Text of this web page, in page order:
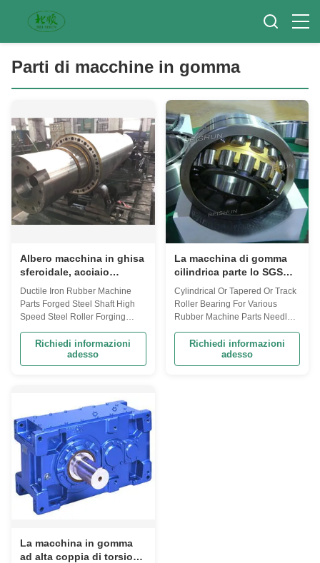
Parti di macchine in gomma
Albero macchina in ghisa
sferoidale, acciaio
rapido, gomma, con
lavorazione di precisione
e rullo in acciaio forgiato
Ductile Iron Rubber Machine
Parts Forged Steel Shaft High
Speed Steel Roller Forging
Iron and High Speed Steel
Roller For Various Rubber
Machine Parts Mill Roll Product
facilities for melting, casting,
forging, heat ...
Richiedi informazioni
adesso
La macchina di gomma
cilindrica parte lo SGS
affusolato del cuscinetto
a rulli della pista
Cylindrical Or Tapered Or Track
Roller Bearing For Various
Rubber Machine Parts Needle
Shaft Bearing No. Boundary
Dimensions(mm) Basic Load
Rating(N) Limiting Speed Fw
Richiedi informazioni
adesso
La macchina in gomma
ad alta coppia di torsione